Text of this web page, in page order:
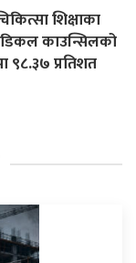
शिक्षाका
काउन्सिलको
९८.३७ प्रतिशत